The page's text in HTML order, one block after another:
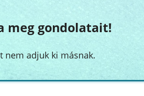
meg gondolatait!
nem adjuk ki másnak.